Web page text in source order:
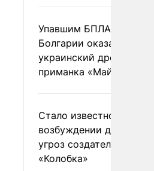
Упавшим БПЛА в
Болгарии оказался
украинский дрон-
приманка «Майя»
Стало известно о
возбуждении дела из-
угроз создателям
«Колобка»